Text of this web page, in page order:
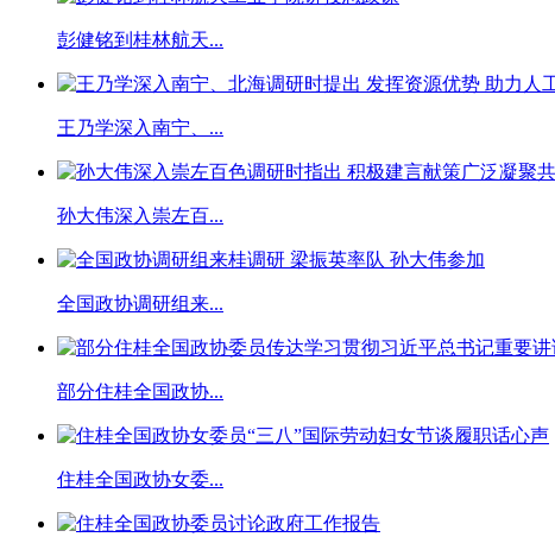
彭健铭到桂林航天...
王乃学深入南宁、...
孙大伟深入崇左百...
全国政协调研组来...
部分住桂全国政协...
住桂全国政协女委...